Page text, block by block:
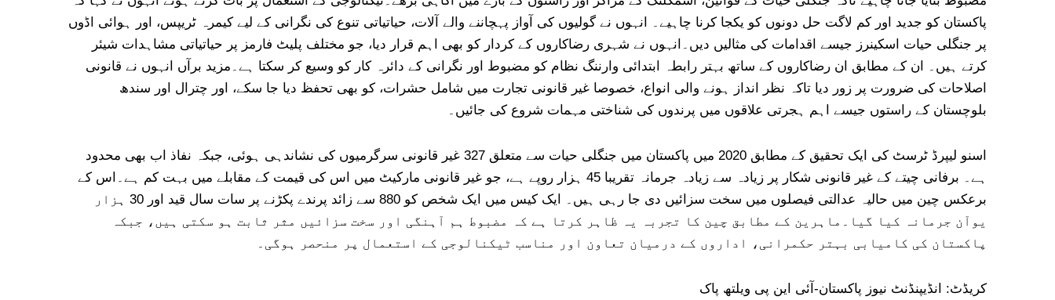
پاکستان کو جدید اور کم لاگت حل دونوں کو یکجا کرنا چاہیے۔ انہوں نے گولیوں کی آواز پہچاننے والے آلات، حیاتیاتی تنوع کی نگرانی کے لیے کیمرہ ٹریپس، اور ہوائی اڈوں
پر جنگلی حیات اسکینرز جیسے اقدامات کی مثالیں دیں۔انہوں نے شہری رضاکاروں کے کردار کو بھی اہم قرار دیا، جو مختلف پلیٹ فارمز پر حیاتیاتی مشاہدات شیئر
کرتے ہیں۔ ان کے مطابق ان رضاکاروں کے ساتھ بہتر رابطہ ابتدائی وارننگ نظام کو مضبوط اور نگرانی کے دائرہ کار کو وسیع کر سکتا ہے۔مزید برآں انہوں نے قانونی
اصلاحات کی ضرورت پر زور دیا تاکہ نظر انداز ہونے والی انواع، خصوصا غیر قانونی تجارت میں شامل حشرات، کو بھی تحفظ دیا جا سکے، اور چترال اور سندھ
بلوچستان کے راستوں جیسے اہم ہجرتی علاقوں میں پرندوں کی شناختی مہمات شروع کی جائیں۔
اسنو لیپرڈ ٹرسٹ کی ایک تحقیق کے مطابق 2020 میں پاکستان میں جنگلی حیات سے متعلق 327 غیر قانونی سرگرمیوں کی نشاندہی ہوئی، جبکہ نفاذ اب بھی محدود
ہے۔ برفانی چیتے کے غیر قانونی شکار پر زیادہ سے زیادہ جرمانہ تقریبا 45 ہزار روپے ہے، جو غیر قانونی مارکیٹ میں اس کی قیمت کے مقابلے میں بہت کم ہے۔اس کے
برعکس چین میں حالیہ عدالتی فیصلوں میں سخت سزائیں دی جا رہی ہیں۔ ایک کیس میں ایک شخص کو 880 سے زائد پرندے پکڑنے پر سات سال قید اور 30 ہزار
یوآن جرمانہ کیا گیا۔ماہرین کے مطابق چین کا تجربہ یہ ظاہر کرتا ہے کہ مضبوط ہم آہنگی اور سخت سزائیں مثر ثابت ہو سکتی ہیں، جبکہ
پاکستان کی کامیابی بہتر حکمرانی، اداروں کے درمیان تعاون اور مناسب ٹیکنالوجی کے استعمال پر منحصر ہوگی۔
کریڈٹ: انڈیپنڈنٹ نیوز پاکستان-آئی این پی ویلتھ پاک